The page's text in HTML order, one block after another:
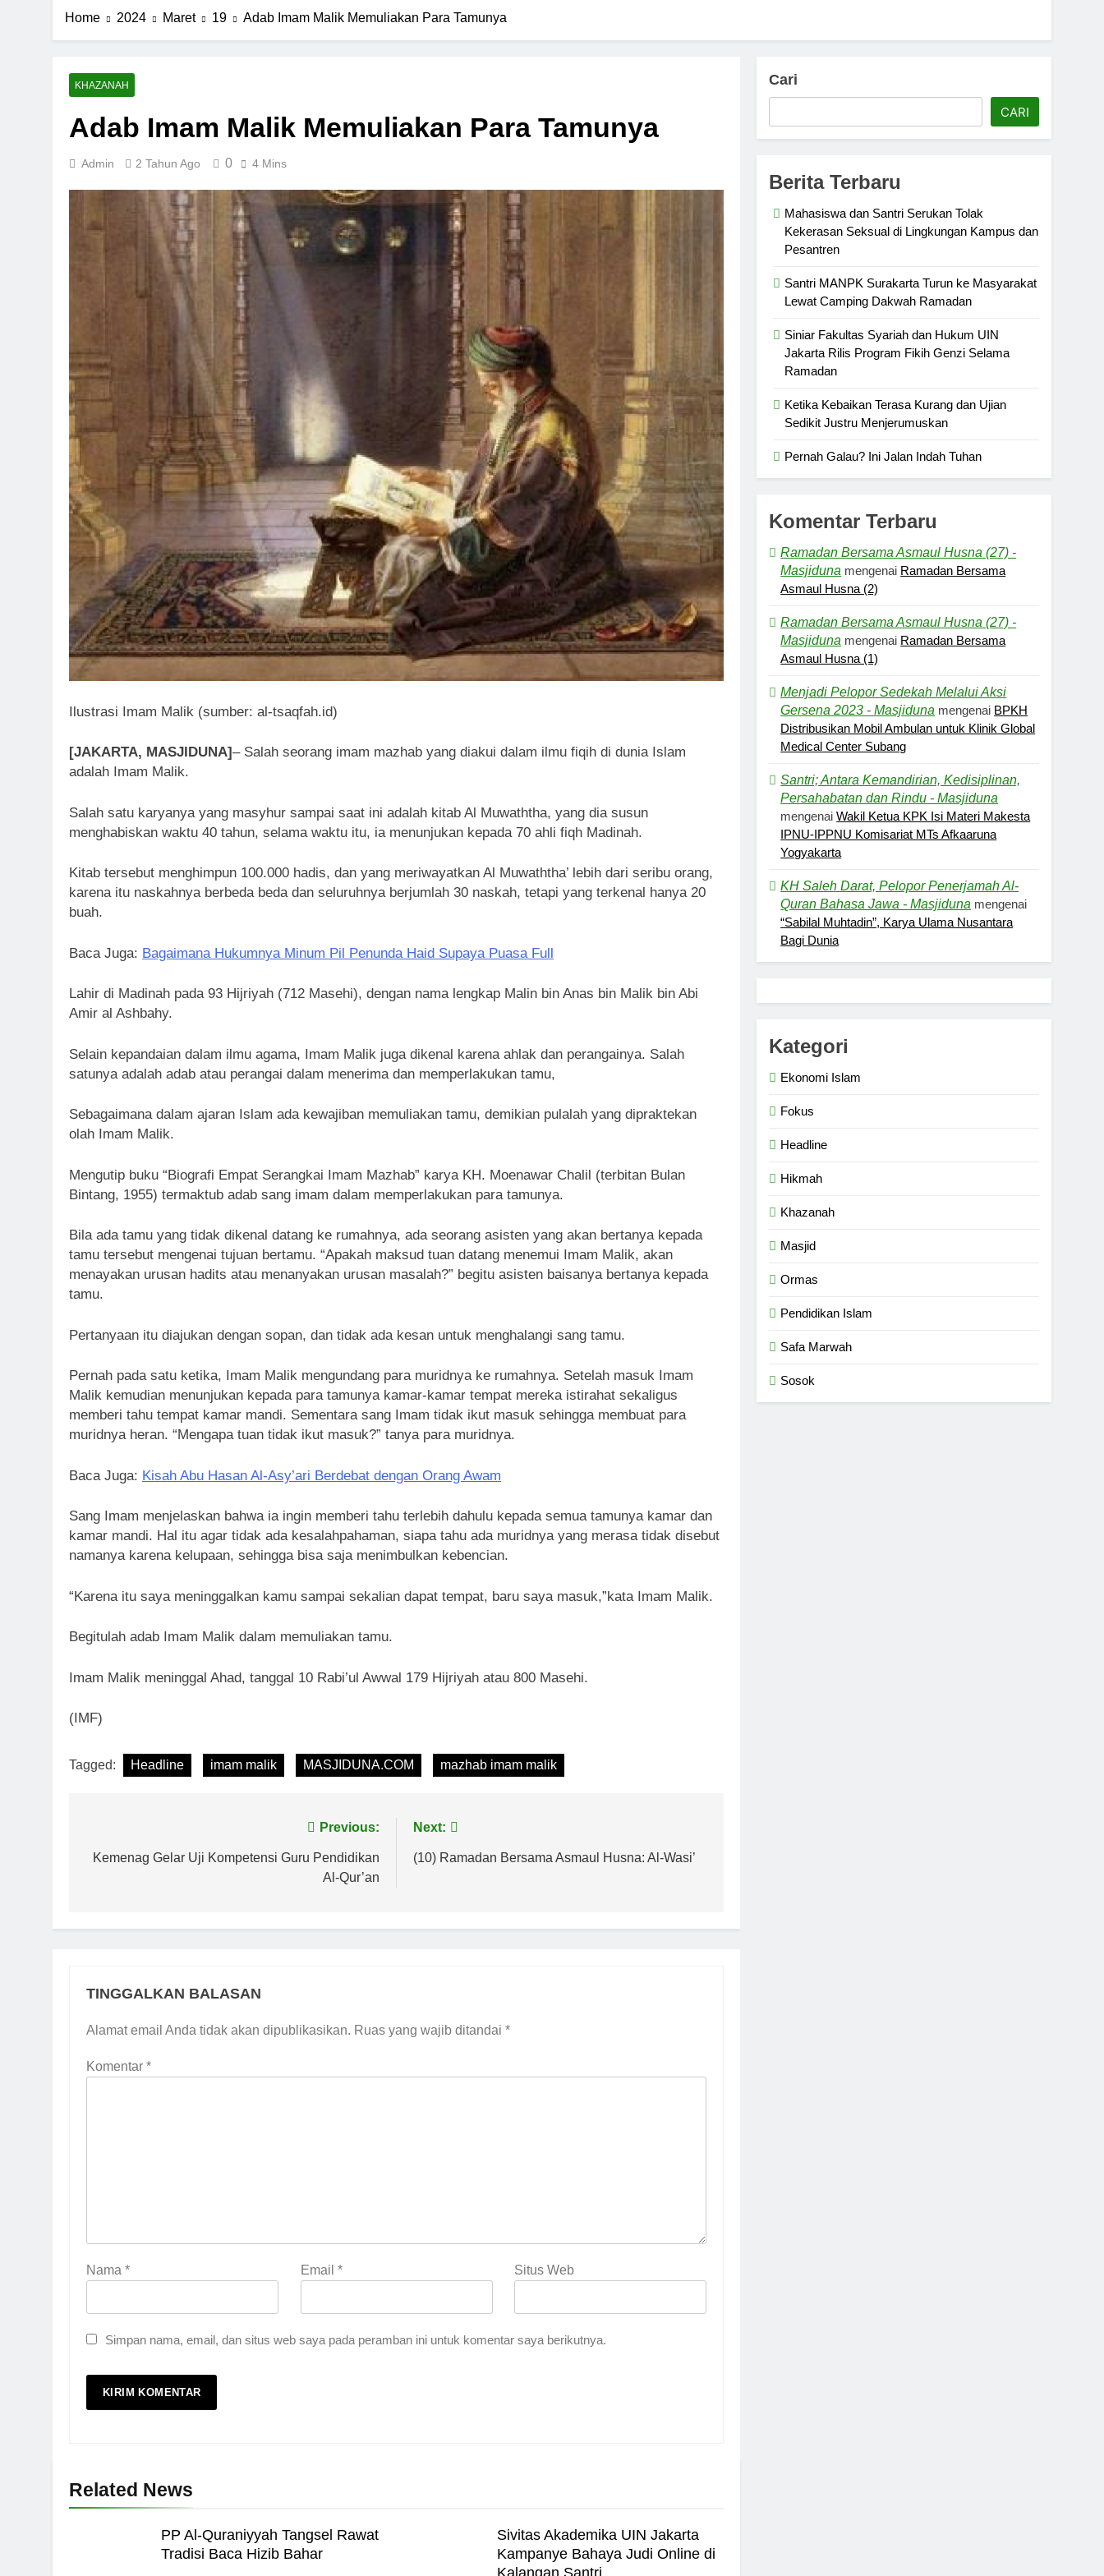
Home 2024 Maret 19 Adab Imam Malik Memuliakan Para Tamunya
KHAZANAH
Adab Imam Malik Memuliakan Para Tamunya
Admin 2 Tahun Ago 0 4 Mins
Ilustrasi Imam Malik (sumber: al-tsaqfah.id)
[JAKARTA, MASJIDUNA]– Salah seorang imam mazhab yang diakui dalam ilmu fiqih di dunia Islam
adalah Imam Malik.
Salah satu karyanya yang masyhur sampai saat ini adalah kitab Al Muwaththa, yang dia susun
menghabiskan waktu 40 tahun, selama waktu itu, ia menunjukan kepada 70 ahli fiqh Madinah.
Kitab tersebut menghimpun 100.000 hadis, dan yang meriwayatkan Al Muwaththa’ lebih dari seribu orang,
karena itu naskahnya berbeda beda dan seluruhnya berjumlah 30 naskah, tetapi yang terkenal hanya 20
buah.
Baca Juga: Bagaimana Hukumnya Minum Pil Penunda Haid Supaya Puasa Full
Lahir di Madinah pada 93 Hijriyah (712 Masehi), dengan nama lengkap Malin bin Anas bin Malik bin Abi
Amir al Ashbahy.
Selain kepandaian dalam ilmu agama, Imam Malik juga dikenal karena ahlak dan perangainya. Salah
satunya adalah adab atau perangai dalam menerima dan memperlakukan tamu,
Sebagaimana dalam ajaran Islam ada kewajiban memuliakan tamu, demikian pulalah yang dipraktekan
olah Imam Malik.
Mengutip buku “Biografi Empat Serangkai Imam Mazhab” karya KH. Moenawar Chalil (terbitan Bulan
Bintang, 1955) termaktub adab sang imam dalam memperlakukan para tamunya.
Bila ada tamu yang tidak dikenal datang ke rumahnya, ada seorang asisten yang akan bertanya kepada
tamu tersebut mengenai tujuan bertamu. “Apakah maksud tuan datang menemui Imam Malik, akan
menayakan urusan hadits atau menanyakan urusan masalah?” begitu asisten baisanya bertanya kepada
tamu.
Pertanyaan itu diajukan dengan sopan, dan tidak ada kesan untuk menghalangi sang tamu.
Pernah pada satu ketika, Imam Malik mengundang para muridnya ke rumahnya. Setelah masuk Imam
Malik kemudian menunjukan kepada para tamunya kamar-kamar tempat mereka istirahat sekaligus
memberi tahu tempat kamar mandi. Sementara sang Imam tidak ikut masuk sehingga membuat para
muridnya heran. “Mengapa tuan tidak ikut masuk?” tanya para muridnya.
Baca Juga: Kisah Abu Hasan Al-Asy’ari Berdebat dengan Orang Awam
Sang Imam menjelaskan bahwa ia ingin memberi tahu terlebih dahulu kepada semua tamunya kamar dan
kamar mandi. Hal itu agar tidak ada kesalahpahaman, siapa tahu ada muridnya yang merasa tidak disebut
namanya karena kelupaan, sehingga bisa saja menimbulkan kebencian.
“Karena itu saya meninggalkan kamu sampai sekalian dapat tempat, baru saya masuk,”kata Imam Malik.
Begitulah adab Imam Malik dalam memuliakan tamu.
Imam Malik meninggal Ahad, tanggal 10 Rabi’ul Awwal 179 Hijriyah atau 800 Masehi.
(IMF)
Tagged: Headline imam malik MASJIDUNA.COM mazhab imam malik
pos
Previous:
Kemenag Gelar Uji Kompetensi Guru Pendidikan
Al-Qur’an
Next:
(10) Ramadan Bersama Asmaul Husna: Al-Wasi’
TINGGALKAN BALASAN
Alamat email Anda tidak akan dipublikasikan. Ruas yang wajib ditandai *
Komentar *
Nama * Email * Situs Web
Simpan nama, email, dan situs web saya pada peramban ini untuk komentar saya berikutnya.
Related News
PP Al-Quraniyyah Tangsel Rawat
Tradisi Baca Hizib Bahar
Sivitas Akademika UIN Jakarta
Kampanye Bahaya Judi Online di
Kalangan Santri
Cari
CARI
Berita Terbaru
Mahasiswa dan Santri Serukan Tolak
Kekerasan Seksual di Lingkungan Kampus dan
Pesantren
Santri MANPK Surakarta Turun ke Masyarakat
Lewat Camping Dakwah Ramadan
Siniar Fakultas Syariah dan Hukum UIN
Jakarta Rilis Program Fikih Genzi Selama
Ramadan
Ketika Kebaikan Terasa Kurang dan Ujian
Sedikit Justru Menjerumuskan
Pernah Galau? Ini Jalan Indah Tuhan
Komentar Terbaru
Ramadan Bersama Asmaul Husna (27) -
Masjiduna mengenai Ramadan Bersama
Asmaul Husna (2)
Ramadan Bersama Asmaul Husna (27) -
Masjiduna mengenai Ramadan Bersama
Asmaul Husna (1)
Menjadi Pelopor Sedekah Melalui Aksi
Gersena 2023 - Masjiduna mengenai BPKH
Distribusikan Mobil Ambulan untuk Klinik Global
Medical Center Subang
Santri; Antara Kemandirian, Kedisiplinan,
Persahabatan dan Rindu - Masjiduna
mengenaiWakil Ketua KPK Isi Materi Makesta
IPNU-IPPNU Komisariat MTs Afkaaruna
Yogyakarta
KH Saleh Darat, Pelopor Penerjamah Al-
Quran Bahasa Jawa - Masjiduna mengenai
“Sabilal Muhtadin”, Karya Ulama Nusantara
Bagi Dunia
Kategori
Ekonomi Islam
Fokus
Headline
Hikmah
Khazanah
Masjid
Ormas
Pendidikan Islam
Safa Marwah
Sosok
5